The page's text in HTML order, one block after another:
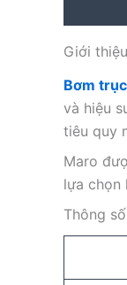
Giới
Bơm
và hiệu
tiêu quy
Maro
lựa chọn
Thông